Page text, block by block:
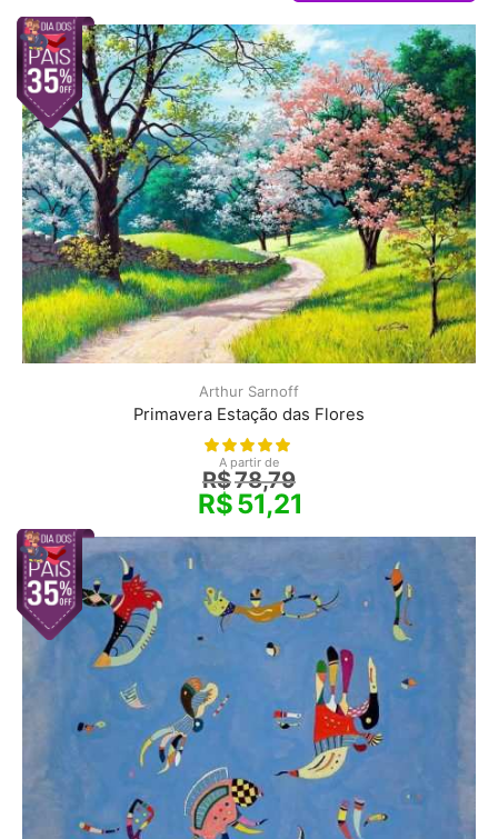
Arthur Sarnoff
Primavera Estação das Flores
A partir de
R$78,79
R$51,21